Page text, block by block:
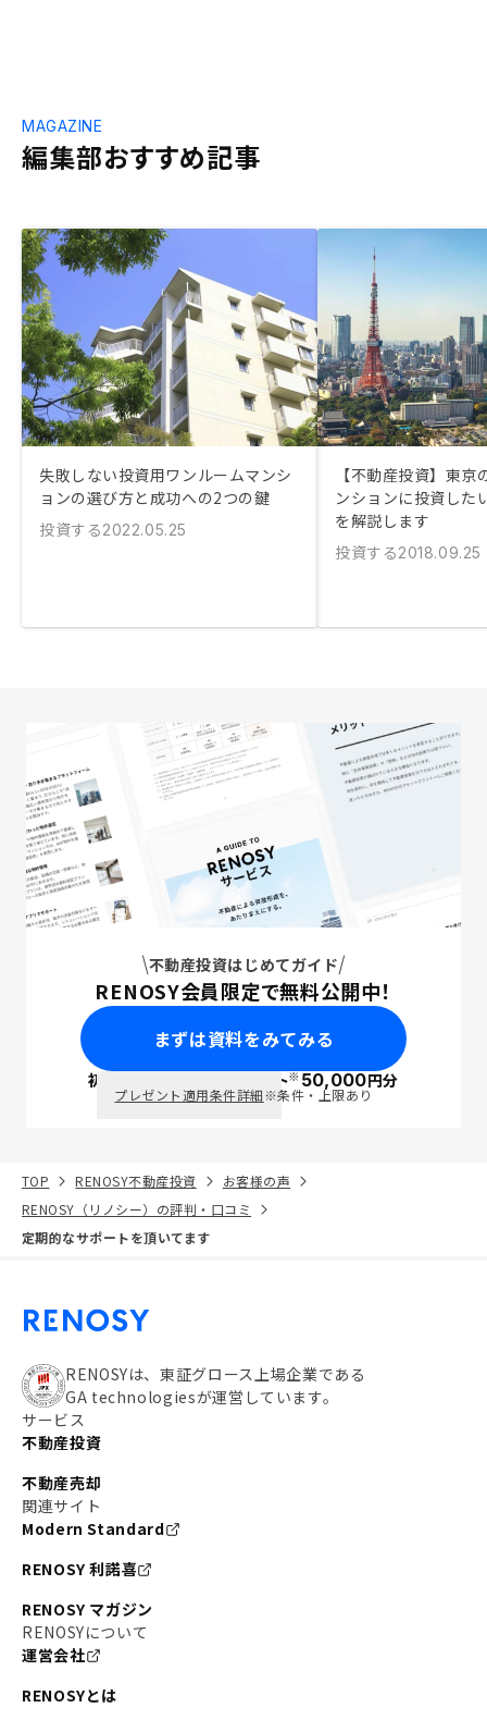
編集部おすすめ記事
MAGAZINE
失敗しない投資用ワンルームマンシ
ョンの選び方と成功への2つの鍵
投資する2022.05.25
【不動産投資】東
ンションに投資した
を解説します
投資する2018.09.25
不動産投資はじめてガイド
RENOSY会員限定で無料公開中！
まずは資料をみてみる
初回面談で ポイント※50,000円分
プレゼント適用条件詳細※条件・上限あり
TOP RENOSY不動産投資
お客様の声
RENOSY（リノシー）の評判・口コミ
定期的なサポートを頂いてます
RENOSYは、東証グロース上場企業である
GA technologiesが運営しています。
サービス
不動産投資
不動産売却
関連サイト
Modern Standard
RENOSY 利諾喜
RENOSY マガジン
RENOSYについて
運営会社
RENOSYとは